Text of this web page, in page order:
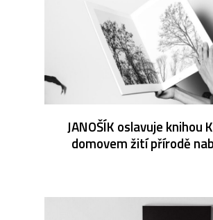
JANOŠÍK oslavuje knihou
domovem žití přírodě